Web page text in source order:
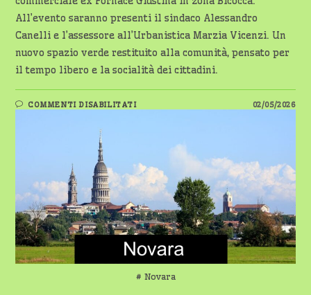
All’evento saranno presenti il sindaco Alessandro
Canelli e l’assessore all’Urbanistica Marzia Vicenzi. Un
nuovo spazio verde restituito alla comunità, pensato per
il tempo libero e la socialità dei cittadini.
COMMENTI DISABILITATISU
NOVARA
GIUSTINA
02/05/2026
# Novara